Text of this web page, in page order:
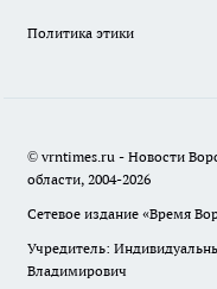
Политика этики
© vrntimes.ru - Новости
области, 2004-2026
Сетевое издание «Время
Учредитель:
Владимирович